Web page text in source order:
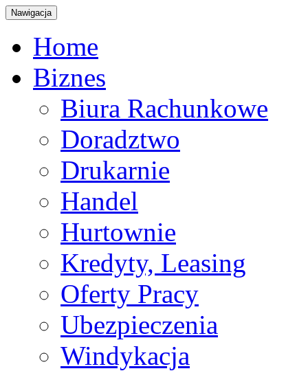
Nawigacja
Home
Biznes
Biura Rachunkowe
Doradztwo
Drukarnie
Handel
Hurtownie
Kredyty, Leasing
Oferty Pracy
Ubezpieczenia
Windykacja